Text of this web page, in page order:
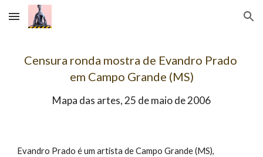
Skip to main content Skip to navigation
Censura ronda mostra de Evandro Prado
em Campo Grande (MS)
Mapa das artes, 25 de maio de 2006
Evandro Prado é um artista de Campo Grande (MS),